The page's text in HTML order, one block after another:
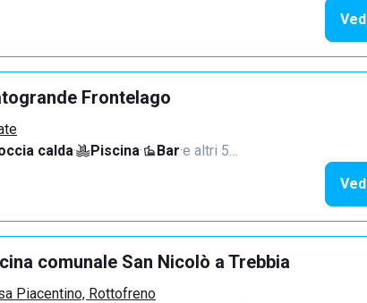
Frontelago
calda· Piscina· Bar·e altri 5…
comunale San Nicolò a Trebbia
Piacentino, Rottofreno